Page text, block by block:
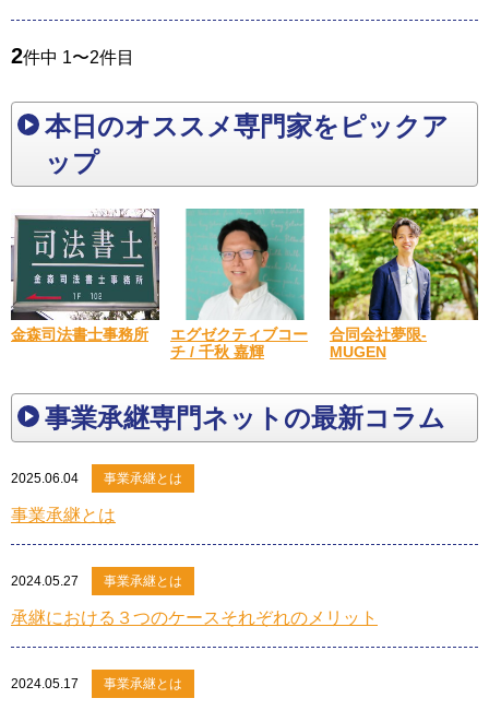
2件中 1〜2件目
本日のオススメ専門家をピックア
ップ
金森司法書士事務所
エグゼクティブコー
チ / 千秋 嘉輝
合同会社夢限-
MUGEN
事業承継専門ネットの最新コラム
2025.06.04 事業承継とは
事業承継とは
2024.05.27 事業承継とは
承継における３つのケースそれぞれのメリット
2024.05.17 事業承継とは